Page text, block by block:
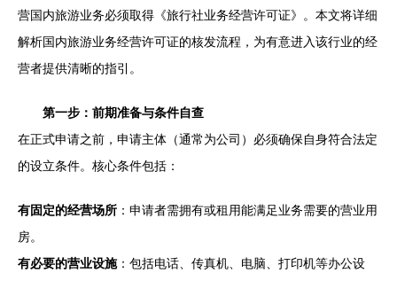
营国内旅游业务必须取得《旅行社业务经营许可证》。本文将详细
解析国内旅游业务经营许可证的核发流程，为有意进入该行业的经
营者提供清晰的指引。
第一步：前期准备与条件自查
在正式申请之前，申请主体（通常为公司）必须确保自身符合法定
的设立条件。核心条件包括：
有固定的经营场所 ：申请者需拥有或租用能满足业务需要的营业用
房。
有必要的营业设施：包括电话、传真机、电脑、打印机等办公设